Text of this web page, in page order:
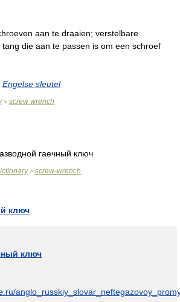
aan te draaien; verstelbare
die aan te passen is om een schroef
Engelse sleutel
> screw wrench
гаечный ключ
> screw-wrench
ключ
ключ